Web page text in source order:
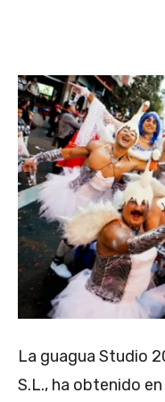
La guagua Studio
S.L., ha obtenido